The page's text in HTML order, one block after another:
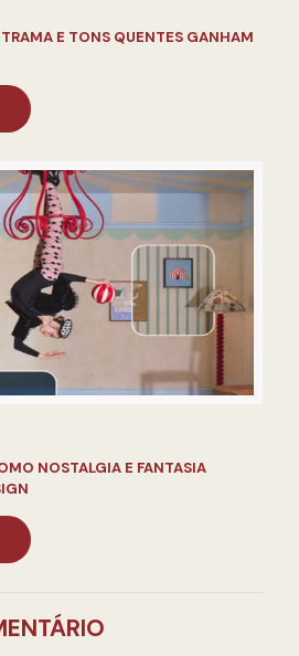
E TONS QUENTES GANHAM
NOSTALGIA E FANTASIA